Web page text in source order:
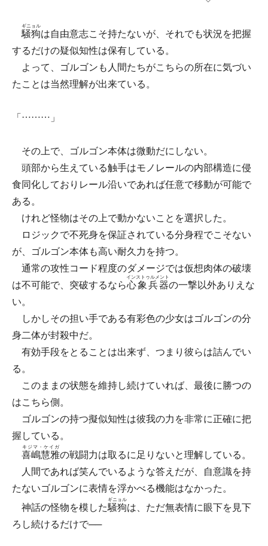
騒狗
ギニョル
は自由意志こそ持たないが、それでも状況を把握
するだけの疑似知性は保有している。
よって、ゴルゴンも人間たちがこちらの所在に気づい
たことは当然理解が出来ている。
「………」
その上で、ゴルゴン本体は微動だにしない。
頭部から生えている触手はモノレールの内部構造に侵
食同化しておりレール沿いであれば任意で移動が可能で
ある。
けれど怪物はその上で動かないことを選択した。
ロジックで不死身を保証されている分身程でこそない
が、ゴルゴン本体も高い耐久力を持つ。
通常の攻性コード程度のダメージでは仮想肉体の破壊
は不可能で、突破するなら心象兵器
インストゥルメント
の一撃以外ありえな
い。
しかしその担い手である有彩色の少女はゴルゴンの分
身二体が封殺中だ。
有効手段をとることは出来ず、つまり彼らは詰んでい
る。
このままの状態を維持し続けていれば、最後に勝つの
はこちら側。
ゴルゴンの持つ擬似知性は彼我の力を非常に正確に把
握している。
喜嶋慧雅
キジマ・ケイガ
の戦闘力は取るに足りないと理解している。
人間であれば笑んでいるような答えだが、自意識を持
たないゴルゴンに表情を浮かべる機能はなかった。
神話の怪物を模した騒狗
ギニョル
は、ただ無表情に眼下を見下
ろし続けるだけで──